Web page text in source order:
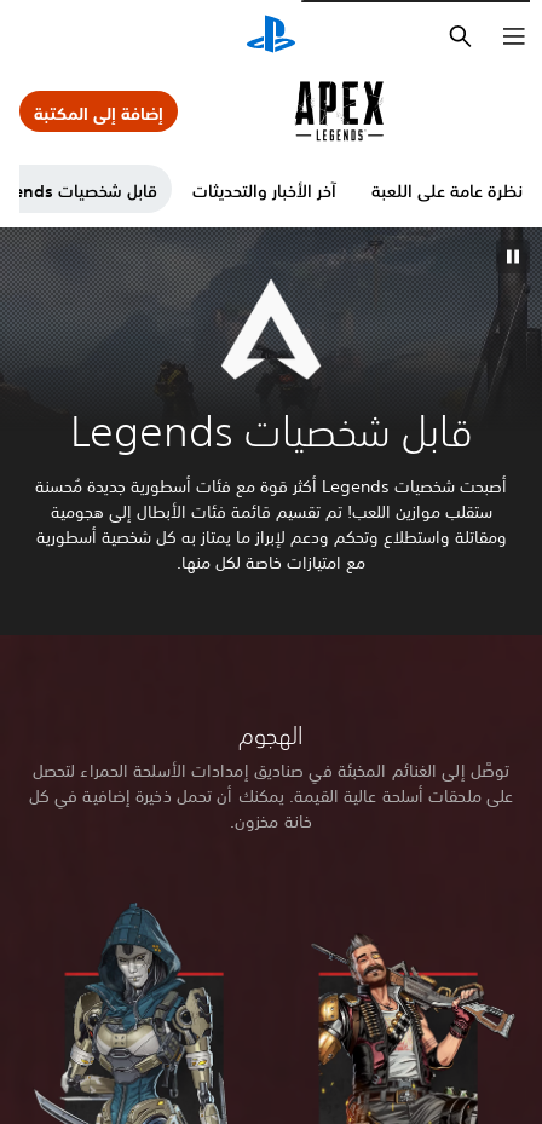
نظرة عامة على اللعبة آخر الأخبار والتحديثات قابل شخصيات Legends
إضافة إلى المكتبة
قابل شخصيات Legends
أصبحت شخصيات Legends أكثر قوة مع فئات أسطورية جديدة مُحسنة
ستقلب موازين اللعب! تم تقسيم قائمة فئات الأبطال إلى هجومية
ومقاتلة واستطلاع وتحكم ودعم لإبراز ما يمتاز به كل شخصية أسطورية
مع امتيازات خاصة لكل منها.
الهجوم
توصَّل إلى الغنائم المخبئة في صناديق إمدادات الأسلحة الحمراء لتحصل
على ملحقات أسلحة عالية القيمة. يمكنك أن تحمل ذخيرة إضافية في كل
خانة مخزون.